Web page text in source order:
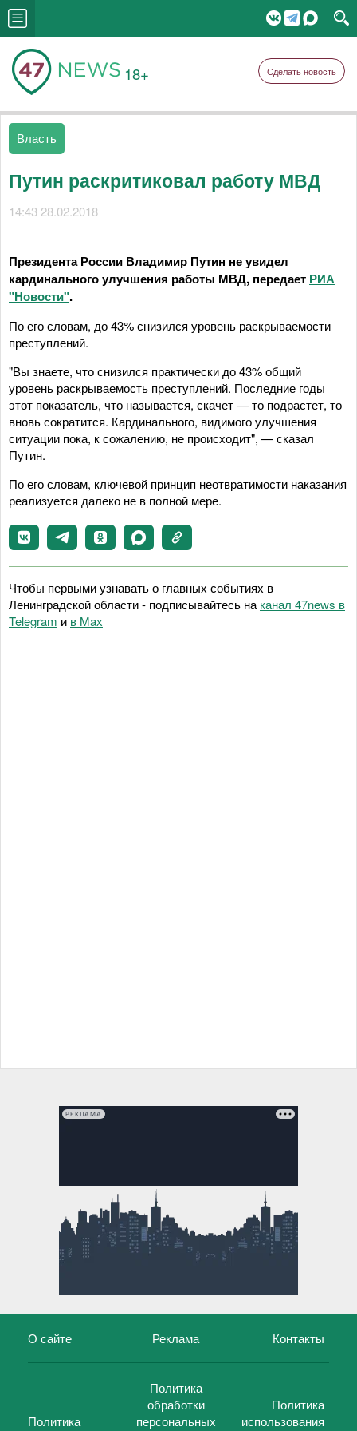
18+ Сделать новость
Власть
Путин раскритиковал работу МВД
14:43 28.02.2018
Президента России Владимир Путин не увидел
кардинального улучшения работы МВД, передает РИА
"Новости".
По его словам, до 43% снизился уровень раскрываемости
преступлений.
"Вы знаете, что снизился практически до 43% общий
уровень раскрываемость преступлений. Последние годы
этот показатель, что называется, скачет — то подрастет, то
вновь сократится. Кардинального, видимого улучшения
ситуации пока, к сожалению, не происходит", — сказал
Путин.
По его словам, ключевой принцип неотвратимости наказания
реализуется далеко не в полной мере.
Чтобы первыми узнавать о главных событиях в
Ленинградской области - подписывайтесь на канал 47news в
Telegram и в Maх
РЕКЛАМА
О сайте Реклама Контакты
Политика
Политика
обработки
персональных
Политика
использования